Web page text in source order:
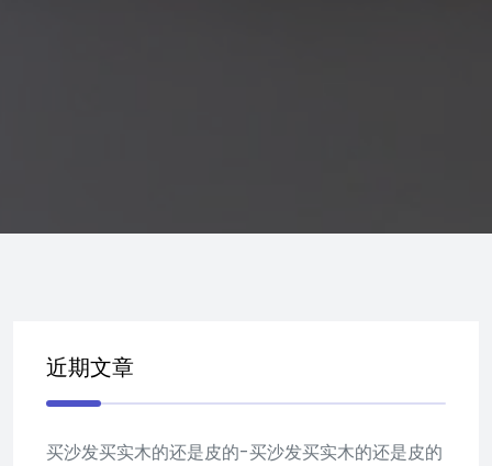
近期文章
买沙发买实木的还是皮的-买沙发买实木的还是皮的